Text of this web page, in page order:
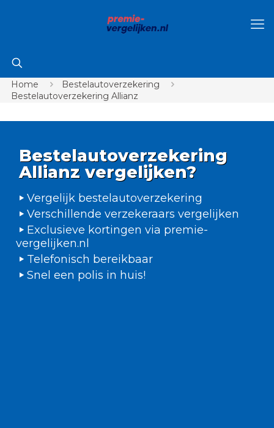
Home
Bestelautoverzekering
Bestelautoverzekering Allianz
Bestelautoverzekering
Allianz vergelijken?
Vergelijk bestelautoverzekering
Verschillende verzekeraars vergelijken
Exclusieve kortingen via premie-
vergelijken.nl
Telefonisch bereikbaar
Snel een polis in huis!